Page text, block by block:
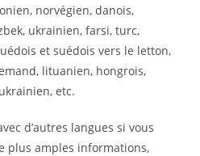
norvégien, danois,
ukrainien, farsi, turc,
et suédois vers le letton,
lituanien, hongrois,
etc.
d’autres langues si vous
plus amples informations,